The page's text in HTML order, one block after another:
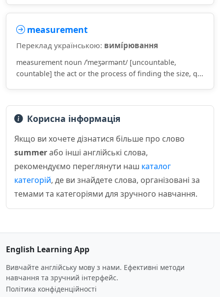
measurement
Переклад українською: вимі́рювання
measurement noun /ˈmeʒərmənt/ [uncountable,
countable] the act or the process of finding the size, q...
Корисна інформація
Якщо ви хочете дізнатися більше про слово
summerабо інші англійські слова,
рекомендуємо переглянути наш каталог
категорій, де ви знайдете слова, організовані за
темами та категоріями для зручного навчання.
English Learning App
Вивчайте англійську мову з нами. Ефективні методи
навчання та зручний інтерфейс.
Політика конфіденційності